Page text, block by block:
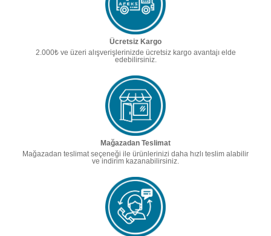
Ücretsiz Kargo
2.000₺ ve üzeri alışverişlerinizde ücretsiz kargo avantajı elde
edebilirsiniz.
Mağazadan Teslimat
Mağazadan teslimat seçeneği ile ürünlerinizi daha hızlı teslim alabilir
ve indirim kazanabilirsiniz.